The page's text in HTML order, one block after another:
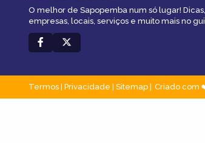
O melhor de Sapopemba num só lugar!
empresas, locais, serviços e muito mais no
Termos Privacidade Sitemap Criado com